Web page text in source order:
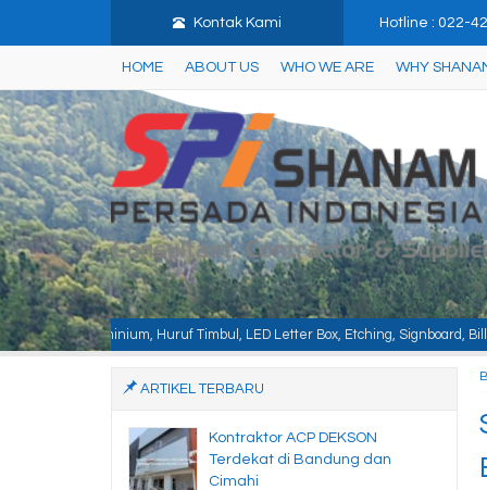
Kontak Kami Hotline : 022-
HOME ABOUT US WHO WE ARE WHY
Huruf Timbul, LED Letter Box, Etching, Signboard, Billboard, Baja
ARTIKEL TERBARU
Kontraktor ACP DEKSON
Terdekat di Bandung dan
Cimahi